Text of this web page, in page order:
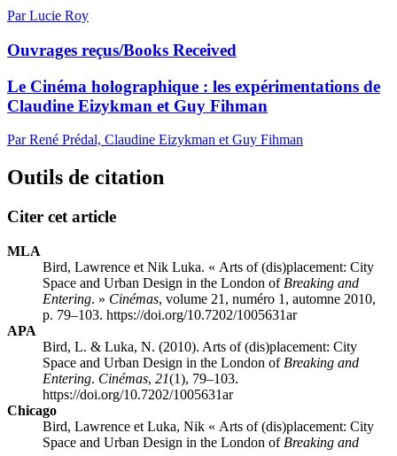
Par Lucie Roy
Ouvrages reçus/Books Received
Le Cinéma holographique : les expérimentations de
Claudine Eizykman et Guy Fihman
Par René Prédal, Claudine Eizykman et Guy Fihman
Outils de citation
Citer cet article
MLA
Bird, Lawrence et Nik Luka. « Arts of (dis)placement: City
Space and Urban Design in the London of Breaking and
Entering. » Cinémas, volume 21, numéro 1, automne 2010,
p. 79–103. https://doi.org/10.7202/1005631ar
APA
Bird, L. & Luka, N. (2010). Arts of (dis)placement: City
Space and Urban Design in the London of Breaking and
Entering. Cinémas, 21(1), 79–103.
https://doi.org/10.7202/1005631ar
Chicago
Bird, Lawrence et Luka, Nik « Arts of (dis)placement: City
Space and Urban Design in the London of Breaking and